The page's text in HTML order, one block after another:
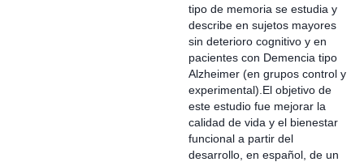
tipo de memoria se estudia y
describe en sujetos mayores
sin deterioro cognitivo y en
pacientes con Demencia tipo
Alzheimer (en grupos control y
experimental).El objetivo de
este estudio fue mejorar la
calidad de vida y el bienestar
funcional a partir del
desarrollo, en español, de un